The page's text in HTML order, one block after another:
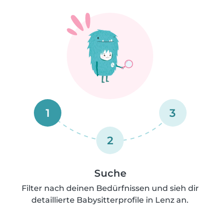
1
2
3
Suche
Filter nach deinen Bedürfnissen und sieh dir
detaillierte Babysitterprofile in Lenz an.